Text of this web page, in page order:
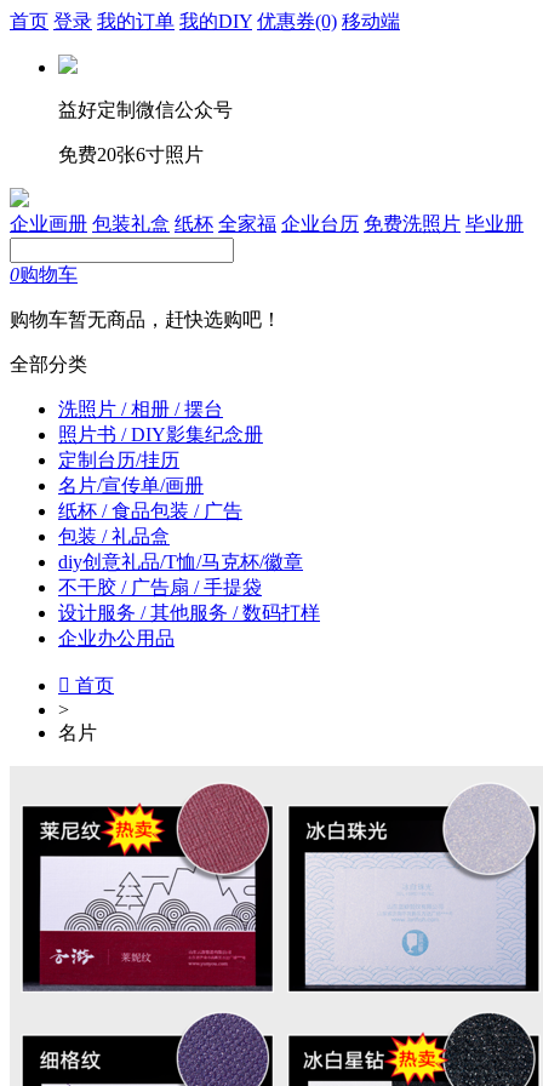
首页 登录 我的订单 我的DIY 优惠券(0) 移动端
益好定制微信公众号
免费20张6寸照片
企业画册 包装礼盒 纸杯 全家福 企业台历 免费洗照片 毕业册
0购物车
购物车暂无商品，赶快选购吧！
全部分类
洗照片 / 相册 / 摆台
照片书 / DIY影集纪念册
定制台历/挂历
名片/宣传单/画册
纸杯 / 食品包装 / 广告
包装 / 礼品盒
diy创意礼品/T恤/马克杯/徽章
不干胶 / 广告扇 / 手提袋
设计服务 / 其他服务 / 数码打样
企业办公用品
 首页
>
名片